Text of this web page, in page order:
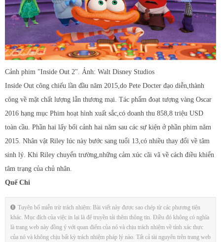
Cảnh phim "Inside Out 2". Ảnh: Walt Disney Studios
Inside Out công chiếu lần đầu năm 2015,do Pete Docter đạo diễn,thành
công về mặt chất lượng lẫn thương mại. Tác phẩm đoạt tượng vàng Oscar
2016 hạng mục Phim hoạt hình xuất sắc,có doanh thu 858,8 triệu USD
toàn cầu. Phần hai lấy bối cảnh hai năm sau các sự kiện ở phần phim năm
2015. Nhân vật Riley lúc này bước sang tuổi 13,có nhiều thay đổi về tâm
sinh lý. Khi Riley chuyển trường,những cảm xúc cãi vã về cách điều khiển
tâm trạng của chủ nhân.
Quế Chi
Tuyên bố miễn trừ trách nhiệm: Bài viết này được sao chép từ các phương tiện
khác. Mục đích của việc in lại là để truyền tải thêm thông tin. Điều đó không có nghĩa
là trang web này đồng ý với quan điểm của nó và chịu trách nhiệm về tính xác thực
của nó và không chịu bất kỳ trách nhiệm pháp lý nào. Tất cả tài nguyên trên trang web